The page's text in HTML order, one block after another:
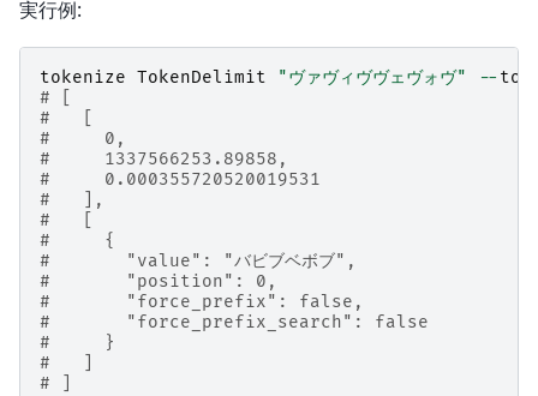
実行例:
tokenize TokenDelimit "ヴァヴィヴヴェヴォヴ" --
# [
#   [
#     0,
#     1337566253.89858,
#     0.000355720520019531
#   ],
#   [
#     {
#       "value": "バビブベボブ",
#       "position": 0,
#       "force_prefix": false,
#       "force_prefix_search": false
#     }
#   ]
# ]